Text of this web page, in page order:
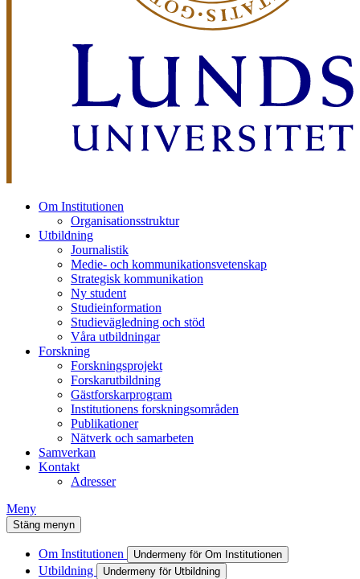
Om Institutionen
Organisationsstruktur
Utbildning
Journalistik
Medie- och kommunikationsvetenskap
Strategisk kommunikation
Ny student
Studieinformation
Studievägledning och stöd
Våra utbildningar
Forskning
Forskningsprojekt
Forskarutbildning
Gästforskarprogram
Institutionens forskningsområden
Publikationer
Nätverk och samarbeten
Samverkan
Kontakt
Adresser
Meny
Stäng menyn
Om Institutionen Undermeny för Om Institutionen
Utbildning Undermeny för Utbildning